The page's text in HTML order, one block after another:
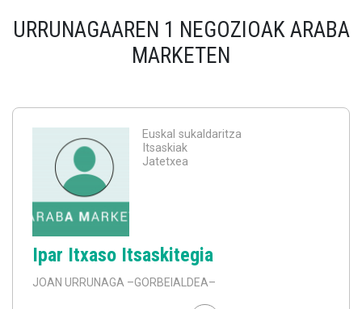
URRUNAGAAREN 1 NEGOZIOAK ARABA
MARKETEN
Euskal sukaldaritza
Itsaskiak
Jatetxea
Ipar Itxaso Itsaskitegia
JOAN URRUNAGA –GORBEIALDEA–